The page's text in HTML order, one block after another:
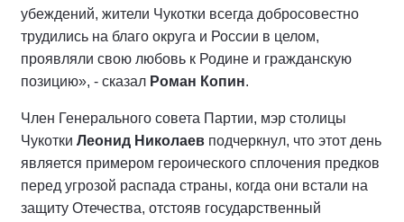
убеждений, жители Чукотки всегда добросовестно
трудились на благо округа и России в целом,
проявляли свою любовь к Родине и гражданскую
позицию», - сказал Роман Копин.
Член Генерального совета Партии, мэр столицы
Чукотки Леонид Николаев подчеркнул, что этот день
является примером героического сплочения предков
перед угрозой распада страны, когда они встали на
защиту Отечества, отстояв государственный